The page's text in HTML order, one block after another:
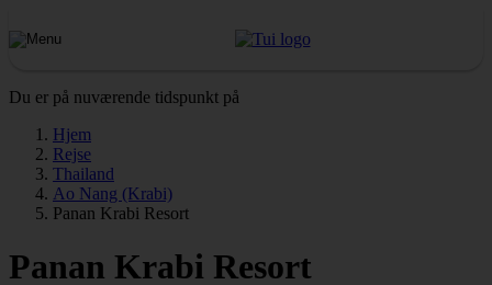
Du er på nuværende tidspunkt på
Hjem
Rejse
Thailand
Ao Nang (Krabi)
Panan Krabi Resort
Panan Krabi Resort